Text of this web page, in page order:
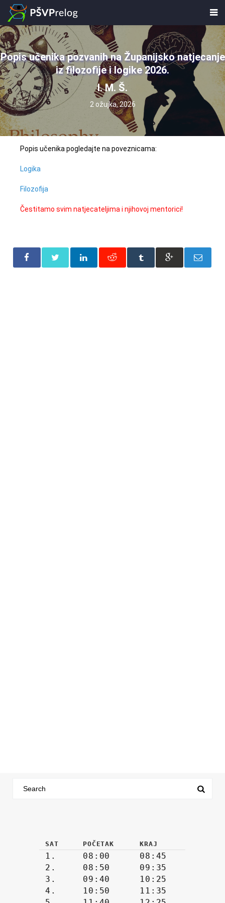
Popis učenika pozvanih na Županijsko natjecanje
iz filozofije i logike 2026.
I. M. Š.
2 ožujka, 2026
Popis učenika pogledajte na poveznicama:
Logika
Filozofija
Čestitamo svim natjecateljima i njihovoj mentorici!